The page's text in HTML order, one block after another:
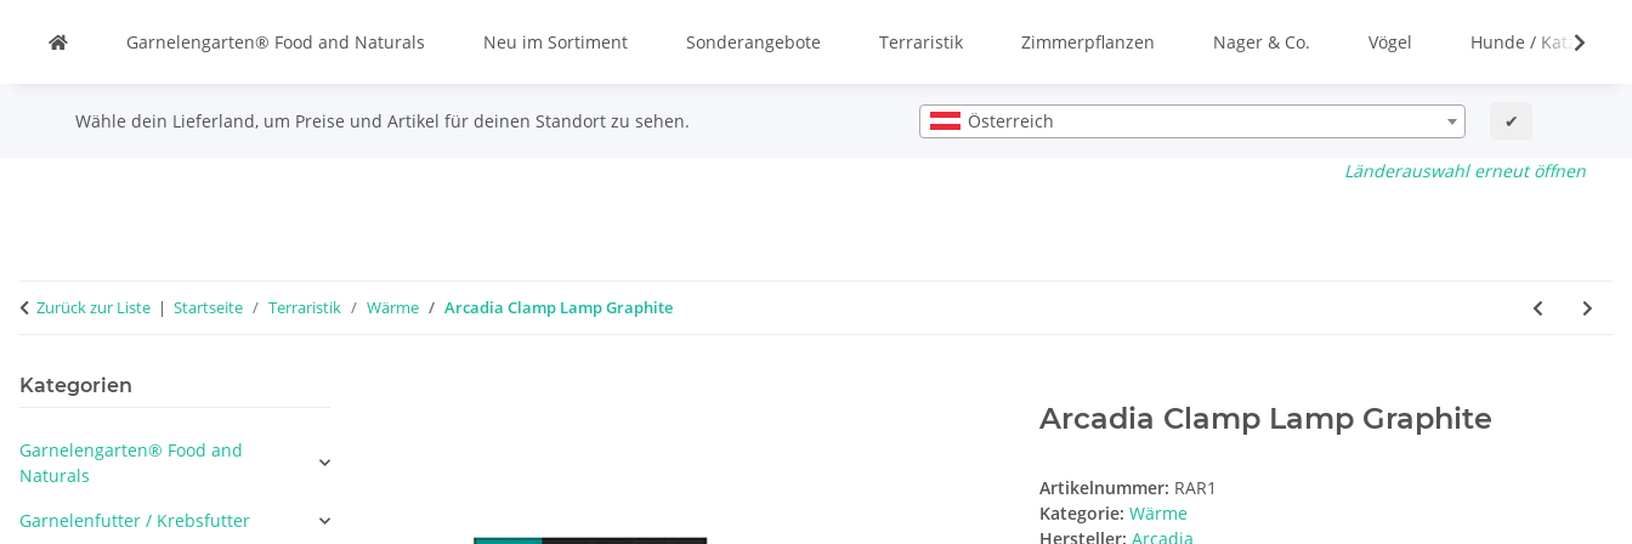
Garnelengarten® Food and Naturals Neu im Sortiment Sonderangebote Terraristik Zimmerpflanzen Nager & Co. Vögel Hunde / Katzen
Wähle dein Lieferland, um Preise und Artikel für deinen Standort zu sehen. Österreich ✔
Länderauswahl erneut öffnen
Zurück zur Liste Startseite Terraristik Wärme Arcadia Clamp Lamp Graphite
Arcadia Clamp Lamp Graphite
Artikelnummer: RAR1
Kategorie: Wärme
Hersteller: Arcadia
Kategorien
Garnelengarten® Food and
Naturals
Garnelenfutter / Krebsfutter